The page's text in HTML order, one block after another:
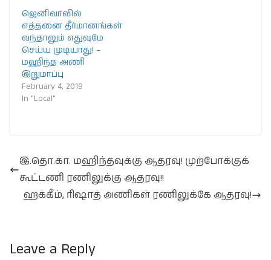
ஜெனிவாவில்
எத்தனை தீர்மானங்கள்
வந்தாலும் எதுவுமே
செய்ய முடியாது! –
மஹிந்த அணி
இறுமாப்பு
February 4, 2019
In "Local"
இ.தொ.கா. மஹிந்தவுக்கு ஆதரவு! முற்போக்குக்
கூட்டணி ரணிலுக்கு ஆதரவு!!
ஹக்கீம், ரிஷாத் அணிகள் ரணிலுக்கே ஆதரவு!
Leave a Reply